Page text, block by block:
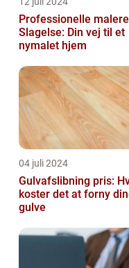
Professionelle
Slagelse: Din vej til et
nymalet hjem
04 juli 2024
Gulvafslibning pris:
koster det at forny
gulve